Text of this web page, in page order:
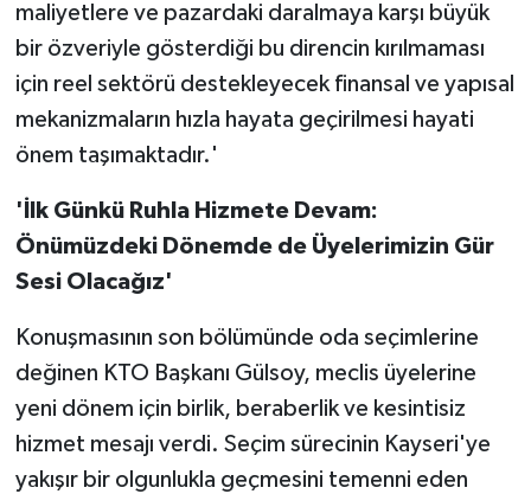
maliyetlere ve pazardaki daralmaya karşı büyük
bir özveriyle gösterdiği bu direncin kırılmaması
için reel sektörü destekleyecek finansal ve yapısal
mekanizmaların hızla hayata geçirilmesi hayati
önem taşımaktadır.'
'İlk Günkü Ruhla Hizmete Devam:
Önümüzdeki Dönemde de Üyelerimizin Gür
Sesi Olacağız'
Konuşmasının son bölümünde oda seçimlerine
değinen KTO Başkanı Gülsoy, meclis üyelerine
yeni dönem için birlik, beraberlik ve kesintisiz
hizmet mesajı verdi. Seçim sürecinin Kayseri'ye
yakışır bir olgunlukla geçmesini temenni eden